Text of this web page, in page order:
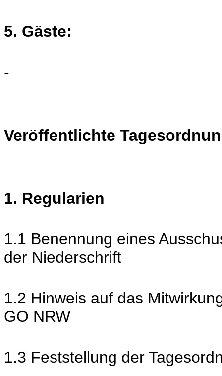
5. Gäste:
-
Veröffentlichte
1. Regularien
1.1 Benennung eines
der Niederschrift
1.2 Hinweis auf das
GO NRW
1.3 Feststellung der